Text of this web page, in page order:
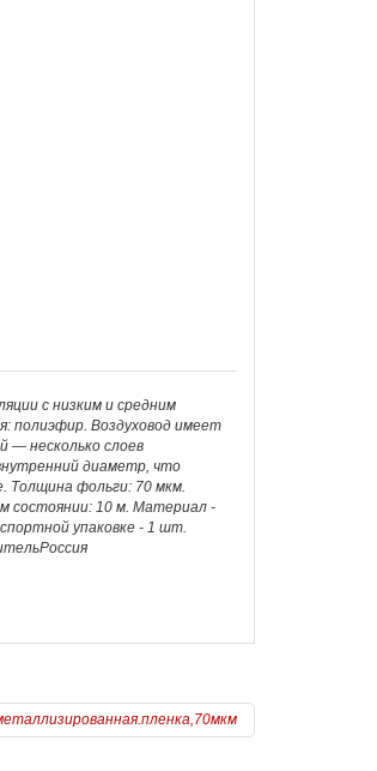
с низким и средним
полиэфир. Воздуховод имеет
— несколько слоев
диаметр, что
Толщина фольги: 70 мкм.
состоянии: 10 м. Материал -
упаковке - 1 шт.